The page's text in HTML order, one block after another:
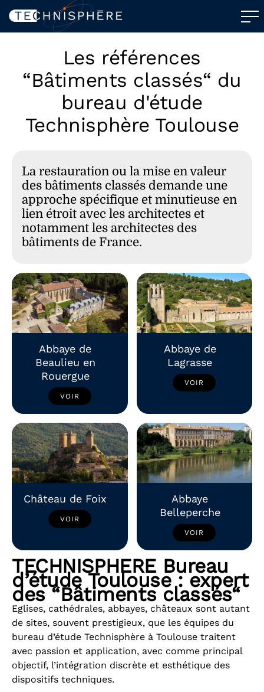
Les références
“Bâtiments classés“ du
bureau d'étude
Technisphère Toulouse
La restauration ou la mise en valeur
des bâtiments classés demande une
approche spécifique et minutieuse en
lien étroit avec les architectes et
notamment les architectes des
bâtiments de France.
Abbaye de
Beaulieu en
Rouergue
VOIR
Abbaye de
Lagrasse
VOIR
Château de Foix
VOIR
Abbaye
Belleperche
VOIR
TECHNISPHERE Bureau
d’étude Toulouse : expert
des “Bâtiments classés“
Eglises, cathédrales, abbayes, châteaux sont autant
de sites, souvent prestigieux, que les équipes du
bureau d’étude Technisphère à Toulouse traitent
avec passion et application, avec comme principal
objectif, l’intégration discrète et esthétique des
dispositifs techniques.